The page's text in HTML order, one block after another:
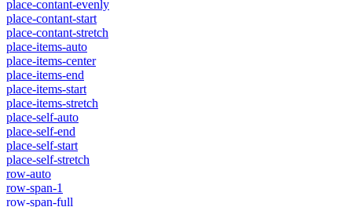
place-contant-evenly
place-contant-start
place-contant-stretch
place-items-auto
place-items-center
place-items-end
place-items-start
place-items-stretch
place-self-auto
place-self-end
place-self-start
place-self-stretch
row-auto
row-span-1
row-span-full